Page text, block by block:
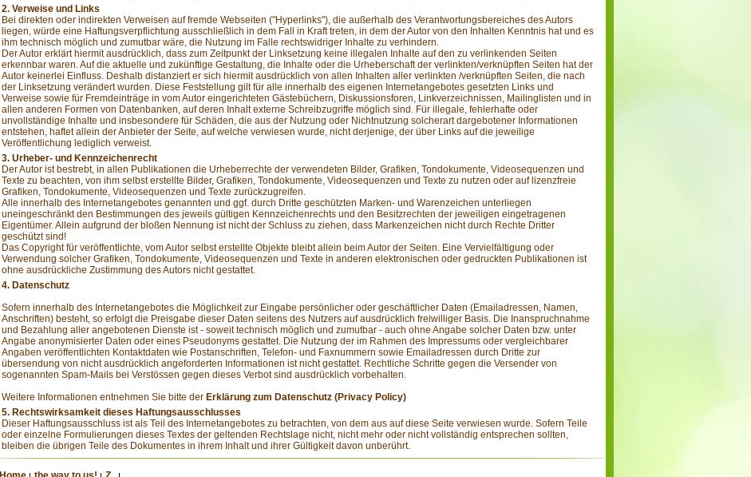
2. Verweise und Links
Bei direkten oder indirekten Verweisen auf fremde Webseiten ("Hyperlinks"), die außerhalb des Verantwortungsbereiches des Autors
liegen, würde eine Haftungsverpflichtung ausschließlich in dem Fall in Kraft treten, in dem der Autor von den Inhalten Kenntnis hat und es
ihm technisch möglich und zumutbar wäre, die Nutzung im Falle rechtswidriger Inhalte zu verhindern.
Der Autor erklärt hiermit ausdrücklich, dass zum Zeitpunkt der Linksetzung keine illegalen Inhalte auf den zu verlinkenden Seiten
erkennbar waren. Auf die aktuelle und zukünftige Gestaltung, die Inhalte oder die Urheberschaft der verlinkten/verknüpften Seiten hat der
Autor keinerlei Einfluss. Deshalb distanziert er sich hiermit ausdrücklich von allen Inhalten aller verlinkten /verknüpften Seiten, die nach
der Linksetzung verändert wurden. Diese Feststellung gilt für alle innerhalb des eigenen Internetangebotes gesetzten Links und
Verweise sowie für Fremdeinträge in vom Autor eingerichteten Gästebüchern, Diskussionsforen, Linkverzeichnissen, Mailinglisten und in
allen anderen Formen von Datenbanken, auf deren Inhalt externe Schreibzugriffe möglich sind. Für illegale, fehlerhafte oder
unvollständige Inhalte und insbesondere für Schäden, die aus der Nutzung oder Nichtnutzung solcherart dargebotener Informationen
entstehen, haftet allein der Anbieter der Seite, auf welche verwiesen wurde, nicht derjenige, der über Links auf die jeweilige
Veröffentlichung lediglich verweist.
3. Urheber- und Kennzeichenrecht
Der Autor ist bestrebt, in allen Publikationen die Urheberrechte der verwendeten Bilder, Grafiken, Tondokumente, Videosequenzen und
Texte zu beachten, von ihm selbst erstellte Bilder, Grafiken, Tondokumente, Videosequenzen und Texte zu nutzen oder auf lizenzfreie
Grafiken, Tondokumente, Videosequenzen und Texte zurückzugreifen.
Alle innerhalb des Internetangebotes genannten und ggf. durch Dritte geschützten Marken- und Warenzeichen unterliegen
uneingeschränkt den Bestimmungen des jeweils gültigen Kennzeichenrechts und den Besitzrechten der jeweiligen eingetragenen
Eigentümer. Allein aufgrund der bloßen Nennung ist nicht der Schluss zu ziehen, dass Markenzeichen nicht durch Rechte Dritter
geschützt sind!
Das Copyright für veröffentlichte, vom Autor selbst erstellte Objekte bleibt allein beim Autor der Seiten. Eine Vervielfältigung oder
Verwendung solcher Grafiken, Tondokumente, Videosequenzen und Texte in anderen elektronischen oder gedruckten Publikationen ist
ohne ausdrückliche Zustimmung des Autors nicht gestattet.
4. Datenschutz
Sofern innerhalb des Internetangebotes die Möglichkeit zur Eingabe persönlicher oder geschäftlicher Daten (Emailadressen, Namen,
Anschriften) besteht, so erfolgt die Preisgabe dieser Daten seitens des Nutzers auf ausdrücklich freiwilliger Basis. Die Inanspruchnahme
und Bezahlung aller angebotenen Dienste ist - soweit technisch möglich und zumutbar - auch ohne Angabe solcher Daten bzw. unter
Angabe anonymisierter Daten oder eines Pseudonyms gestattet. Die Nutzung der im Rahmen des Impressums oder vergleichbarer
Angaben veröffentlichten Kontaktdaten wie Postanschriften, Telefon- und Faxnummern sowie Emailadressen durch Dritte zur
übersendung von nicht ausdrücklich angeforderten Informationen ist nicht gestattet. Rechtliche Schritte gegen die Versender von
sogenannten Spam-Mails bei Verstössen gegen dieses Verbot sind ausdrücklich vorbehalten.
Weitere Informationen entnehmen Sie bitte der Erklärung zum Datenschutz (Privacy Policy)
5. Rechtswirksamkeit dieses Haftungsausschlusses
Dieser Haftungsausschluss ist als Teil des Internetangebotes zu betrachten, von dem aus auf diese Seite verwiesen wurde. Sofern Teile
oder einzelne Formulierungen dieses Textes der geltenden Rechtslage nicht, nicht mehr oder nicht vollständig entsprechen sollten,
bleiben die übrigen Teile des Dokumentes in ihrem Inhalt und ihrer Gültigkeit davon unberührt.